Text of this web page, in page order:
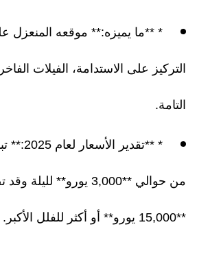
* **ما يميزه:** موقعه المنعزل
التركيز على الاستدامة، الفيلات
التامة.
* **تقدير
من حوالي **3,000 يورو**
**15,000 يورو** أو أكثر للفلل الأكبر.